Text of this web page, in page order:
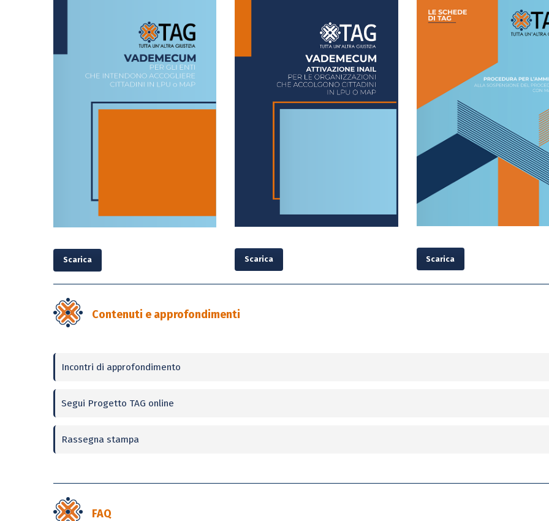
Scarica Scarica Scarica
Contenuti e approfondimenti
Incontri di approfondimento
Segui Progetto TAG online
Rassegna stampa
FAQ